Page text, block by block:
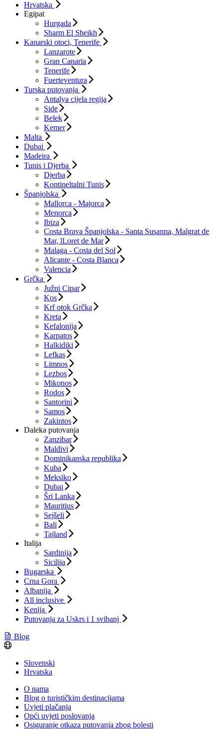
Hrvatska
Egipat
Hurgada
Sharm El Sheikh
Kanarski otoci, Tenerife
Lanzarote
Gran Canaria
Tenerife
Fuerteventura
Turska putovanja
Antalya cijela regija
Side
Belek
Kemer
Malta
Dubai
Madeira
Tunis i Djerba
Djerba
Kontineltalni Tunis
Španjolska
Mallorca - Majorca
Menorca
Ibiza
Costa Brava Španjolska - Santa Susanna, Malgrat de
Mar, lLoret de Mar
Malaga - Costa del Sol
Alicante - Costa Blanca
Valencia
Grčka
Južni Cipar
Kos
Krf otok Grčka
Kreta
Kefalonija
Karpatos
Halkidiki
Lefkas
Limnos
Lezbos
Mikonos
Rodos
Santorini
Samos
Zakintos
Daleka putovanja
Zanzibar
Maldivi
Dominikanska republika
Kuba
Meksiko
Dubai
Šri Lanka
Mauritius
Sejšeli
Bali
Tajland
Italija
Sardinija
Sicilija
Bugarska
Crna Gora
Albanija
All inclusive
Kenija
Putovanja za Uskrs i 1 svibanj
Blog
Slovenski
Hrvatska
O nama
Blog o turističkim destinacijama
Uvjeti plačanja
Opći uvjeti poslovanja
Osiguranje otkaza putovanja zbog bolesti